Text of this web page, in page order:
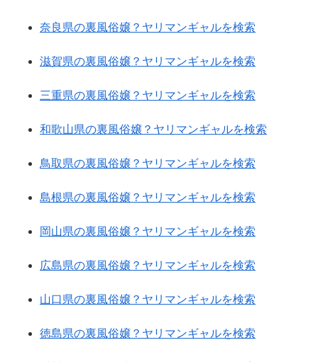
奈良県の裏風俗嬢？ヤリマンギャルを検索
滋賀県の裏風俗嬢？ヤリマンギャルを検索
三重県の裏風俗嬢？ヤリマンギャルを検索
和歌山県の裏風俗嬢？ヤリマンギャルを検索
鳥取県の裏風俗嬢？ヤリマンギャルを検索
島根県の裏風俗嬢？ヤリマンギャルを検索
岡山県の裏風俗嬢？ヤリマンギャルを検索
広島県の裏風俗嬢？ヤリマンギャルを検索
山口県の裏風俗嬢？ヤリマンギャルを検索
徳島県の裏風俗嬢？ヤリマンギャルを検索